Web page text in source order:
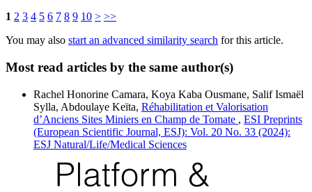
1 2 3 4 5 6 7 8 9 10 > >>
You may also start an advanced similarity search for this article.
Most read articles by the same author(s)
Rachel Honorine Camara, Koya Kaba Ousmane, Salif Ismaël
Sylla, Abdoulaye Keïta, Réhabilitation et Valorisation
d’Anciens Sites Miniers en Champ de Tomate , ESI Preprints
(European Scientific Journal, ESJ): Vol. 20 No. 33 (2024):
ESJ Natural/Life/Medical Sciences